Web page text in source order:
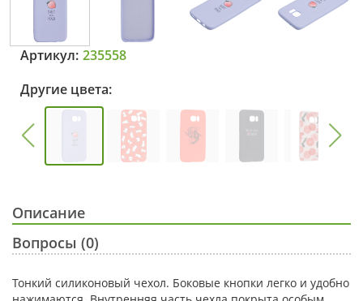
Артикул: 235558
Другие цвета:
Описание
Вопросы (0)
Тонкий силиконовый чехол. Боковые кнопки легко и удобно